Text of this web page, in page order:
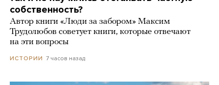
собственность?
Автор книги «Люди за забором» Максим
Трудолюбов советует книги, которые отвечают
на эти вопросы
ИСТОРИИ 7 часов назад